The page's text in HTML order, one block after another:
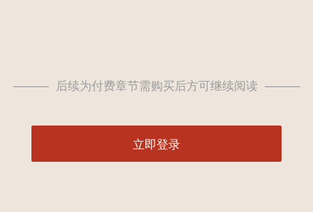
——— 后续为付费章节需购买后方可继续阅读 ———
立即登录